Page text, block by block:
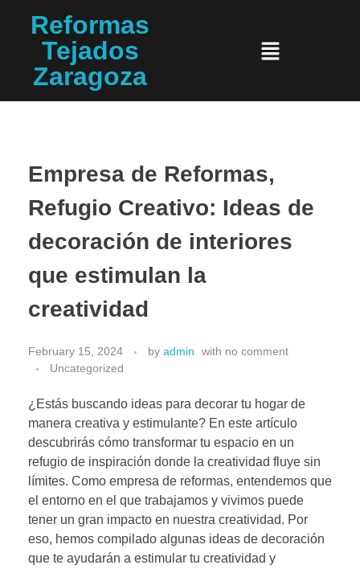
Reformas
Tejados
Zaragoza
Empresa de Reformas,
Refugio Creativo: Ideas de
decoración de interiores
que estimulan la
creatividad
February 15, 2024 by admin with no comment
Uncategorized
¿Estás buscando ideas para decorar tu hogar de
manera creativa y estimulante? En este artículo
descubrirás cómo transformar tu espacio en un
refugio de inspiración donde la creatividad fluye sin
límites. Como empresa de reformas, entendemos que
el entorno en el que trabajamos y vivimos puede
tener un gran impacto en nuestra creatividad. Por
eso, hemos compilado algunas ideas de decoración
que te ayudarán a estimular tu creatividad y